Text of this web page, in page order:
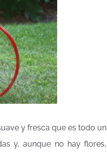
y fresca que es todo un
y, aunque no hay flores,